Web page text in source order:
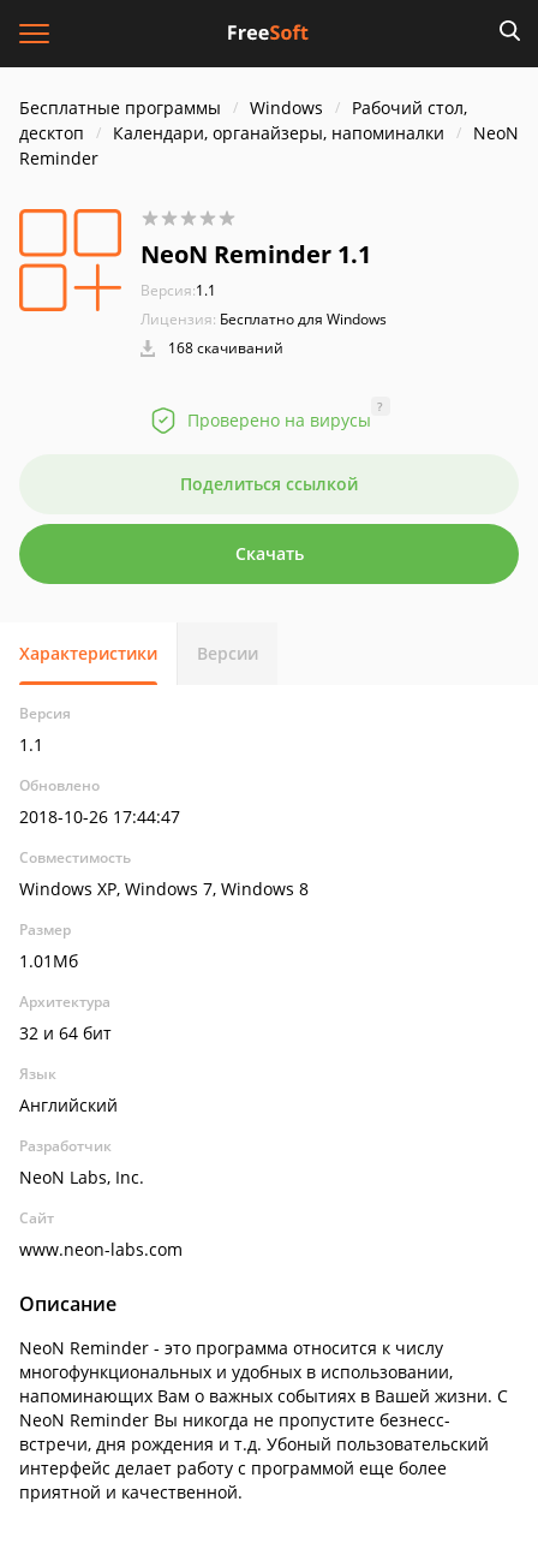
Бесплатные программы Windows
Рабочий стол,
десктоп
Календари, органайзеры, напоминалки
NeoN
Reminder
NeoN Reminder 1.1
Версия:1.1
Лицензия: Бесплатно для Windows
168 скачиваний
Проверено на вирусы
?
Поделиться ссылкой
Скачать
Характеристики Версии
Версия
1.1
Обновлено
2018-10-26 17:44:47
Совместимость
Windows XP, Windows 7, Windows 8
Размер
1.01Мб
Архитектура
32 и 64 бит
Язык
Английский
Разработчик
NeoN Labs, Inc.
Сайт
www.neon-labs.com
Описание
NeoN Reminder - это программа относится к числу
многофункциональных и удобных в использовании,
напоминающих Вам о важных событиях в Вашей жизни. С
NeoN Reminder Вы никогда не пропустите безнесс-
встречи, дня рождения и т.д. Убоный пользовательский
интерфейс делает работу с программой еще более
приятной и качественной.